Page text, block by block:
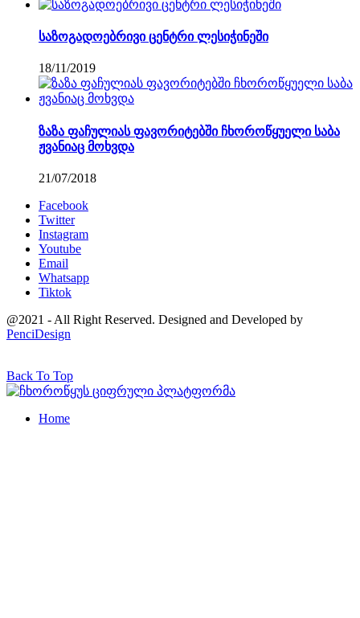
საზოგადოებრივი ცენტრი ლესიჭინეში
18/11/2019
ზაზა ფაჩულიას ფავორიტებში ჩხოროწყუელი საბა
ჟვანიაც მოხვდა
21/07/2018
Facebook
Twitter
Instagram
Youtube
Email
Whatsapp
Tiktok
@2021 - All Right Reserved. Designed and Developed by
PenciDesign
Back To Top
Home